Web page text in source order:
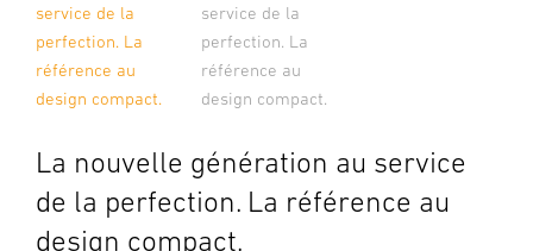
service de la
perfection. La
référence au
design compact.
service de la
perfection. La
référence au
design compact.
La nouvelle génération au service
de la perfection. La référence au
design compact.